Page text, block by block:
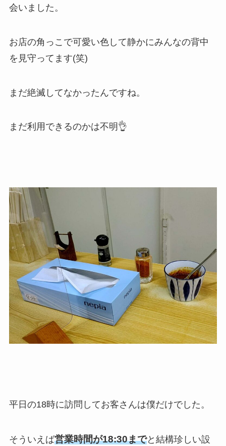
会いました。
お店の角っこで可愛い色して静かにみんなの背中
を見守ってます(笑)
まだ絶滅してなかったんですね。
まだ利用できるのかは不明👌
平日の18時に訪問してお客さんは僕だけでした。
そういえば営業時間が18:30までと結構珍しい設